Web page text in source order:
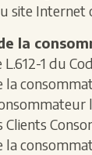
site Internet
la
L.612-1 du
Clients
la